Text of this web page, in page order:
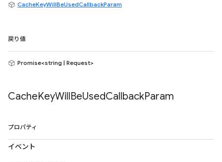
CacheKeyWillBeUsedCallbackParam
戻り値
Promise<string | Request>
CacheKeyWillBeUsedCallbackParam
プロパティ
イベント